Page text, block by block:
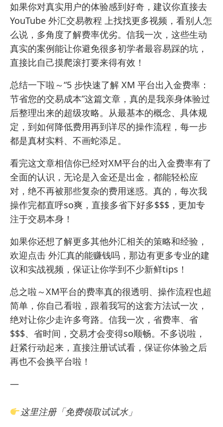
如果你对真实用户的体验感到好奇，建议你直接去
YouTube 外汇交易教程 上找找更多视频，看别人怎
么说，多角度了解费率优劣。信我一次，这些生动
真实的案例能让你避免很多初学者最容易踩的坑，
直接比自己摸爬滚打要来得有效！
总结一下啦～“5 步快速了解 XM 平台出入金费率：
节省您的交易成本”这篇文章，真的是我亲身体验过
后整理出来的超级攻略。从最基本的概念、具体规
定，到如何降低费用再到详尽的操作流程，每一步
都是真材实料、不画蛇添足。
看完这文章相信你已经对XM平台的出入金费率有了
全面的认识，无论是入金还是出金，都能轻松应
对，绝不再被那些复杂的费用迷惑。真的，每次我
操作完都直呼so爽，直接多省下好多$$$，更加专
注于交易本身！
如果你还想了解更多其他外汇相关的策略和经验，
欢迎点击 外汇真的能赚钱吗 ，那边有更多专业的建
议和实战视频，保证让你学到不少新鲜tips！
总之啦～XM平台的费率真的很透明、操作流程也超
简单，你自己看啦，跟着我写的这套方法试一次，
绝对让你少走许多弯路。信我一次，省费率、省
$$$、省时间，交易才会变得so顺畅。不多说啦，
赶紧行动起来，直接注册试试看，保证你体验之后
再也不会换平台啦！
—
这里注册「免费领取试试水」